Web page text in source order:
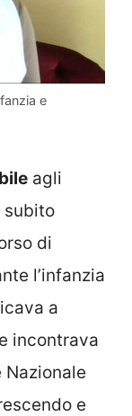
e
agli
subito
di
l’infanzia
a
incontrava
Nazionale
e